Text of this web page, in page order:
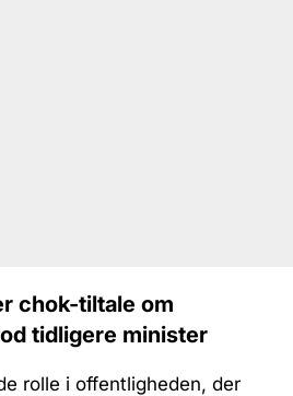
chok-tiltale om
tidligere minister
rolle i offentligheden, der